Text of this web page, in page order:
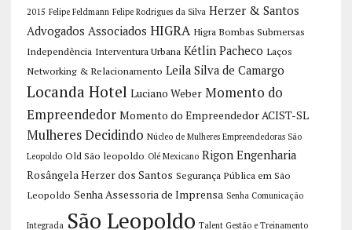
2015 Felipe Feldmann Felipe Rodrigues da Silva Herzer & Santos
Advogados Associados HIGRA Higra Bombas Submersas
Independência Interventura Urbana Kétlin Pacheco Laços
Networking & Relacionamento Leila Silva de Camargo
Locanda Hotel Luciano Weber Momento do
Empreendedor Momento do Empreendedor ACIST-SL
Mulheres Decidindo Núcleo de Mulheres Empreendedoras São
Leopoldo Old São leopoldo Olé Mexicano Rigon Engenharia
Rosângela Herzer dos Santos Segurança Pública em São
Leopoldo Senha Assessoria de Imprensa Senha Comunicação
Integrada São Leopoldo Talent Gestão e Treinamento